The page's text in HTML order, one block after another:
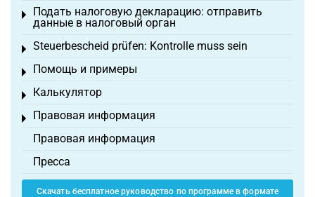
Подать налоговую декларацию: отправить
данные в налоговый орган
Toggle menu
Steuerbescheid prüfen: Kontrolle muss sein
Toggle menu
Помощь и примеры
Toggle menu
Калькулятор
Toggle menu
Правовая информация
Toggle menu
Правовая информация
Пресса
Скачать бесплатное руководство по программе в формате